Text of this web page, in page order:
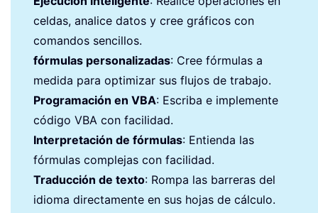
celdas, analice datos y cree gráficos con
comandos sencillos.
fórmulas personalizadas: Cree fórmulas a
medida para optimizar sus flujos de trabajo.
Programación en VBA: Escriba e implemente
código VBA con facilidad.
Interpretación de fórmulas: Entienda las
fórmulas complejas con facilidad.
Traducción de texto: Rompa las barreras del
idioma directamente en sus hojas de cálculo.